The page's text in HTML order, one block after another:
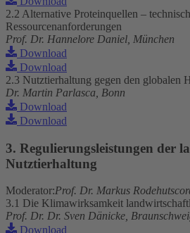
2.2 Alternative Proteinquellen –
Ressourcenanforderungen
Prof. Dr. Hannelore Daniel, München
Download
Download
2.3 Nutztierhaltung gegen den globalen
Dr. Martin Parlasca, Bonn
Download
Download
3. Regulierungsleistungen der
Nutztierhaltung
Moderator:Prof. Dr. Markus
3.1 Die Klimawirksamkeit
Prof. Dr. Dr. Sven Dänicke,
Download